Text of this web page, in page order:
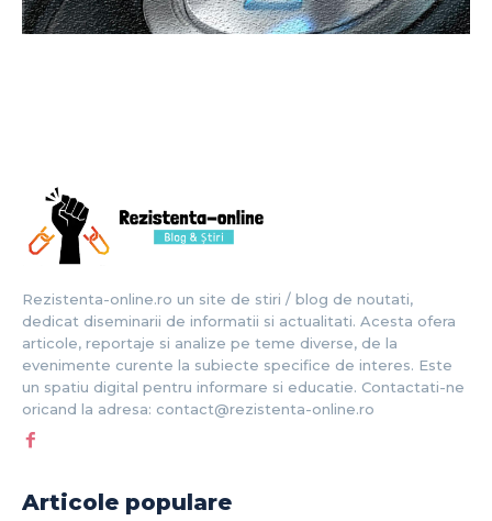
Rezistenta-online.ro un site de stiri / blog de noutati,
dedicat diseminarii de informatii si actualitati. Acesta ofera
articole, reportaje si analize pe teme diverse, de la
evenimente curente la subiecte specifice de interes. Este
un spatiu digital pentru informare si educatie. Contactati-ne
oricand la adresa: contact@rezistenta-online.ro
Articole populare